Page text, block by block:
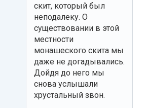
скит, который был
неподалеку. О
существовании в этой
местности
монашеского скита мы
даже не догадывались.
Дойдя до него мы
снова услышали
хрустальный звон.